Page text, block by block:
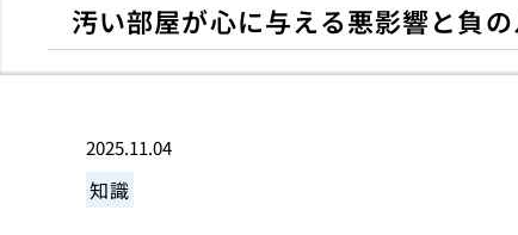
汚い部屋が心に与える悪影響と負
2025.11.04
知識